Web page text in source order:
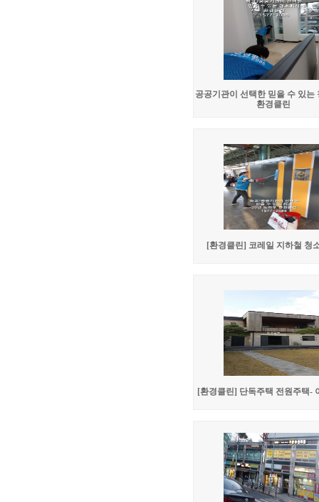
공공기관이 선택한 믿을 수 있는
환경클린
[환경클린] 코레일 지하철 청
[환경클린] 단독주택 전원주택-